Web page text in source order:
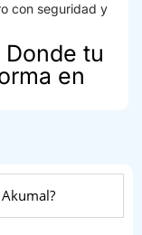
con seguridad y
tu
en